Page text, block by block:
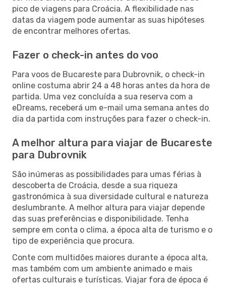
pico de viagens para Croácia. A flexibilidade nas
datas da viagem pode aumentar as suas hipóteses
de encontrar melhores ofertas.
Fazer o check-in antes do voo
Para voos de Bucareste para Dubrovnik, o check-in
online costuma abrir 24 a 48 horas antes da hora de
partida. Uma vez concluída a sua reserva com a
eDreams, receberá um e-mail uma semana antes do
dia da partida com instruções para fazer o check-in.
A melhor altura para viajar de Bucareste
para Dubrovnik
São inúmeras as possibilidades para umas férias à
descoberta de Croácia, desde a sua riqueza
gastronómica à sua diversidade cultural e natureza
deslumbrante. A melhor altura para viajar depende
das suas preferências e disponibilidade. Tenha
sempre em conta o clima, a época alta de turismo e o
tipo de experiência que procura.
Conte com multidões maiores durante a época alta,
mas também com um ambiente animado e mais
ofertas culturais e turísticas. Viajar fora de época é